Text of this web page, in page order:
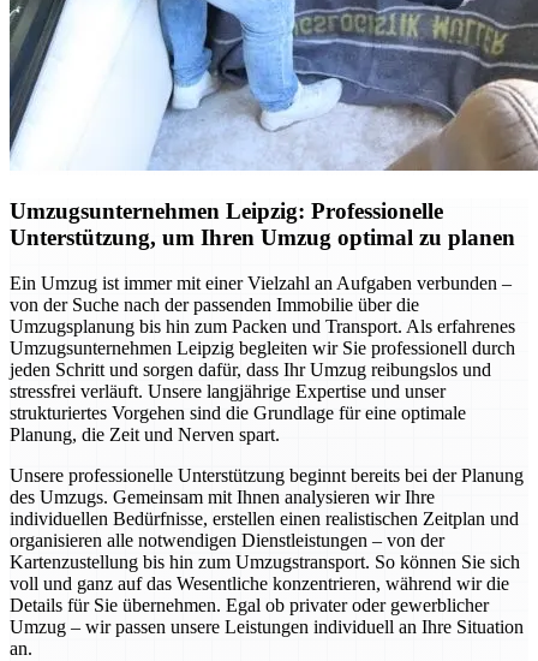
Umzugsunternehmen Leipzig: Professionelle
Unterstützung, um Ihren Umzug optimal zu planen
Ein Umzug ist immer mit einer Vielzahl an Aufgaben verbunden –
von der Suche nach der passenden Immobilie über die
Umzugsplanung bis hin zum Packen und Transport. Als erfahrenes
Umzugsunternehmen Leipzig begleiten wir Sie professionell durch
jeden Schritt und sorgen dafür, dass Ihr Umzug reibungslos und
stressfrei verläuft. Unsere langjährige Expertise und unser
strukturiertes Vorgehen sind die Grundlage für eine optimale
Planung, die Zeit und Nerven spart.
Unsere professionelle Unterstützung beginnt bereits bei der Planung
des Umzugs. Gemeinsam mit Ihnen analysieren wir Ihre
individuellen Bedürfnisse, erstellen einen realistischen Zeitplan und
organisieren alle notwendigen Dienstleistungen – von der
Kartenzustellung bis hin zum Umzugstransport. So können Sie sich
voll und ganz auf das Wesentliche konzentrieren, während wir die
Details für Sie übernehmen. Egal ob privater oder gewerblicher
Umzug – wir passen unsere Leistungen individuell an Ihre Situation
an.